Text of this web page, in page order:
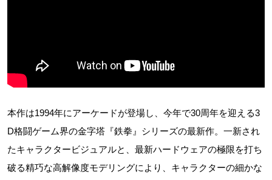
本作は1994年にアーケードが登場し、今年で30周年を迎える3
D格闘ゲーム界の金字塔『鉄拳』シリーズの最新作。一新され
たキャラクタービジュアルと、最新ハードウェアの極限を打ち
破る精巧な高解像度モデリングにより、キャラクターの細かな